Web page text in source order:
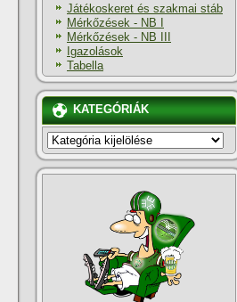
Játékoskeret és szakmai stáb
Mérkőzések - NB I
Mérkőzések - NB III
Igazolások
Tabella
KATEGÓRIÁK
KATEGÓRIÁK